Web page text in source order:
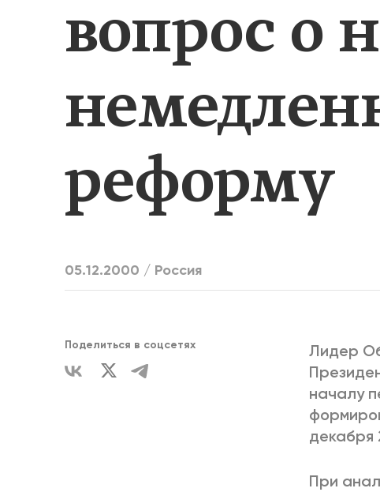
вопрос о
реформу
05.12.2000 / Россия
Поделиться в соцсетях
Лидер
началу
декабря
При